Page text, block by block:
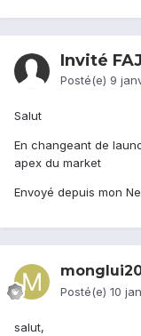
Invité
Posté(e) 9
Salut
En changeant de
apex du market
Envoyé depuis mon
Posté(e) 10
salut,